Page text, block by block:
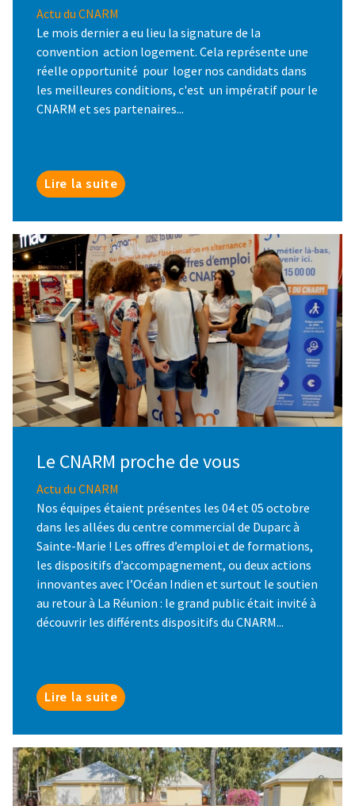
Actu du CNARM
Le mois dernier a eu lieu la signature de la
convention action logement. Cela représente une
réelle opportunité pour loger nos candidats dans
les meilleures conditions, c'est un impératif pour le
CNARM et ses partenaires...
Lire la suite
Le CNARM proche de vous
Actu du CNARM
Nos équipes étaient présentes les 04 et 05 octobre
dans les allées du centre commercial de Duparc à
Sainte-Marie ! Les offres d’emploi et de formations,
les dispositifs d’accompagnement, ou deux actions
innovantes avec l’Océan Indien et surtout le soutien
au retour à La Réunion : le grand public était invité à
découvrir les différents dispositifs du CNARM...
Lire la suite